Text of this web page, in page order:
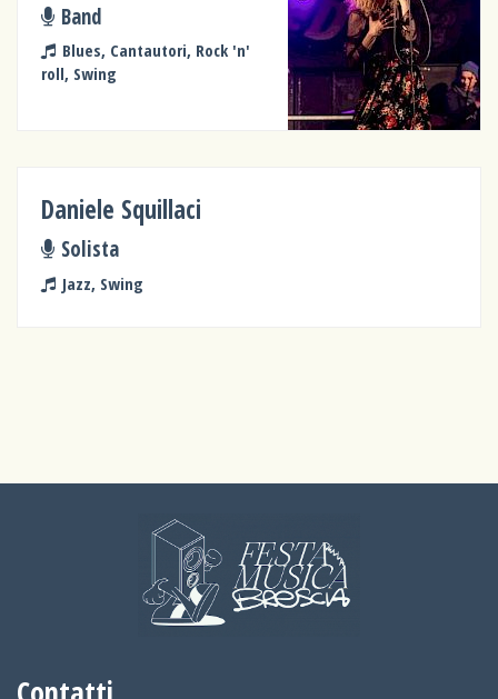
Band
Blues, Cantautori, Rock 'n'
roll, Swing
Daniele Squillaci
Solista
Jazz, Swing